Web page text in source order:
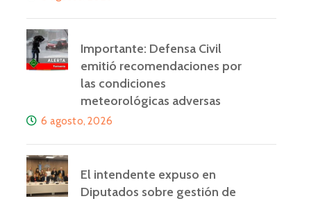
Importante: Defensa Civil
emitió recomendaciones por
las condiciones
meteorológicas adversas
6 agosto, 2026
El intendente expuso en
Diputados sobre gestión de